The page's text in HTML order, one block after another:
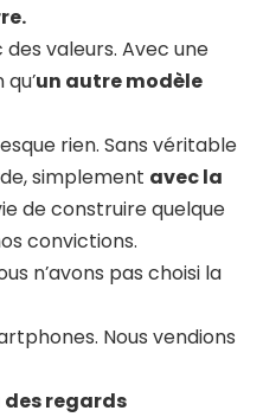
valeurs. Avec une
un autre modèle
rien. Sans véritable
simplement avec la
de construire quelque
convictions.
n’avons pas choisi la
Nous vendions
des regards